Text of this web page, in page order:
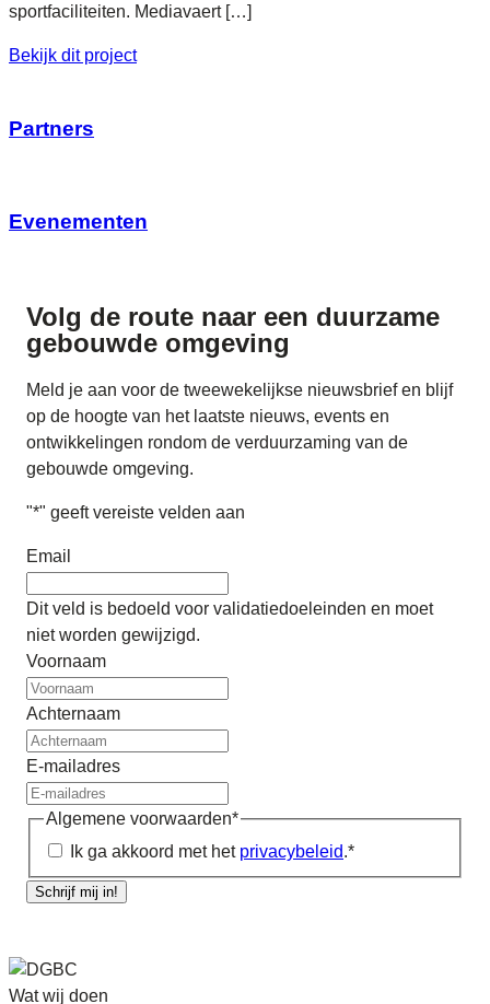
sportfaciliteiten. Mediavaert […]
Bekijk dit project
Partners
Evenementen
Volg de route naar een duurzame
gebouwde omgeving
Meld je aan voor de tweewekelijkse nieuwsbrief en blijf
op de hoogte van het laatste nieuws, events en
ontwikkelingen rondom de verduurzaming van de
gebouwde omgeving.
"*" geeft vereiste velden aan
Email
Dit veld is bedoeld voor validatiedoeleinden en moet
niet worden gewijzigd.
Voornaam
Achternaam
E-mailadres
Algemene voorwaarden*
Ik ga akkoord met het privacybeleid.*
Schrijf mij in!
Wat wij doen